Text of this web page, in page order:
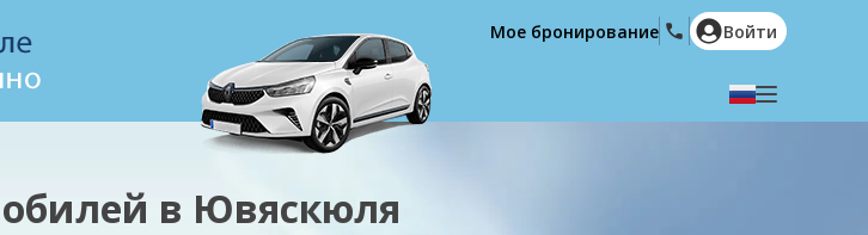
Мое бронирование Войти
в Ювяскюля